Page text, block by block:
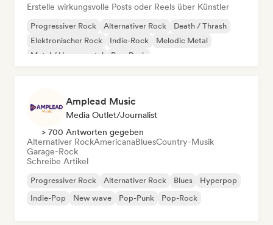
Erstelle wirkungsvolle Posts oder Reels über Künstler
Progressiver Rock Alternativer Rock
Death / Thrash
Elektronischer Rock
Indie-Rock
Melodic Metal
Metal / Heavy metal
Pop-Punk
Amplead Music
Media Outlet/Journalist
> 700 Antworten gegeben
Alternativer RockAmericanaBluesCountry-Musik
Garage-Rock
Schreibe Artikel
Progressiver Rock Alternativer Rock Blues
Hyperpop
Indie-Pop
New wave Pop-Punk Pop-Rock